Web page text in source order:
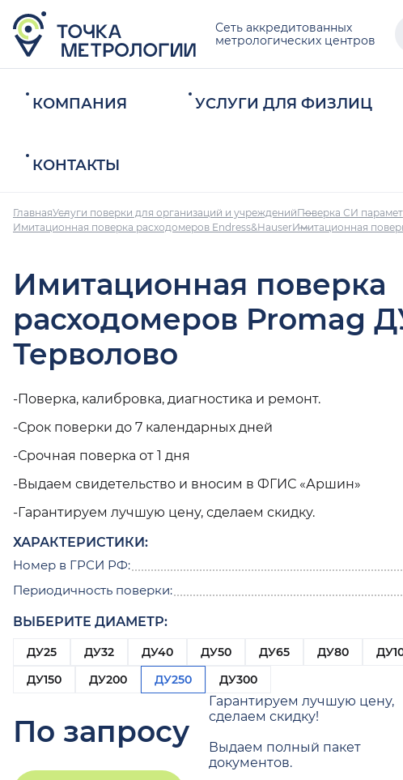
Сеть аккредитованных
метрологических центров
КОМПАНИЯ УСЛУГИ ДЛЯ ФИЗЛИЦ
КОНТАКТЫ
ГлавнаяУслуги поверки для организаций и учрежденийПоверка СИ
Имитационная поверка расходомеров Endress&HauserИмитационная
Имитационная поверка
расходомеров Promag
Терволово
-Поверка, калибровка, диагностика и ремонт.
-Срок поверки до 7 календарных дней
-Срочная поверка от 1 дня
-Выдаем свидетельство и вносим в ФГИС «Аршин»
-Гарантируем лучшую цену, сделаем скидку.
ХАРАКТЕРИСТИКИ:
Номер в ГРСИ РФ:
Периодичность поверки:
ВЫБЕРИТЕ ДИАМЕТР:
ДУ25 ДУ32 ДУ40 ДУ50 ДУ65 ДУ80
ДУ150
ДУ200 ДУ250 ДУ300
По запросу
Гарантируем лучшую цену,
сделаем скидку!
Выдаем полный пакет
документов.